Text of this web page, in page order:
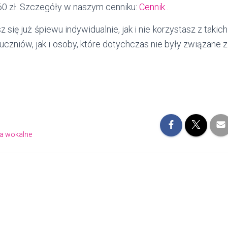
zł. Szczegóły w naszym cenniku: Cennik
się już śpiewu indywidualnie, jak i nie korzystasz z takich
jak i osoby, które dotychczas nie były związane z
wokalne